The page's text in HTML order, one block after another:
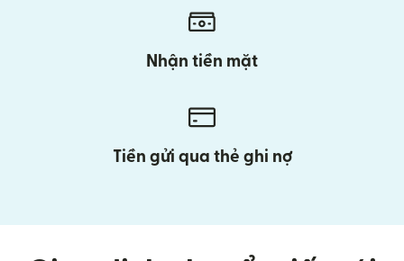
Nhận tiền mặt
Tiền gửi qua thẻ ghi nợ